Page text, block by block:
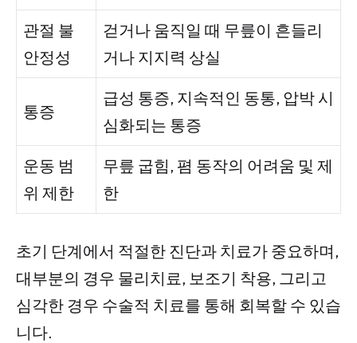
관절 불
안정성
걷거나 움직일 때 무릎이 흔들리
거나 지지력 상실
통증
급성 통증, 지속적인 동통, 압박 시
심화되는 통증
운동 범
위 제한
무릎 굽힘, 폄 동작의 어려움 및 제
한
초기 단계에서 적절한 진단과 치료가 중요하며,
대부분의 경우 물리치료, 보조기 착용, 그리고
심각한 경우 수술적 치료를 통해 회복할 수 있습
니다.